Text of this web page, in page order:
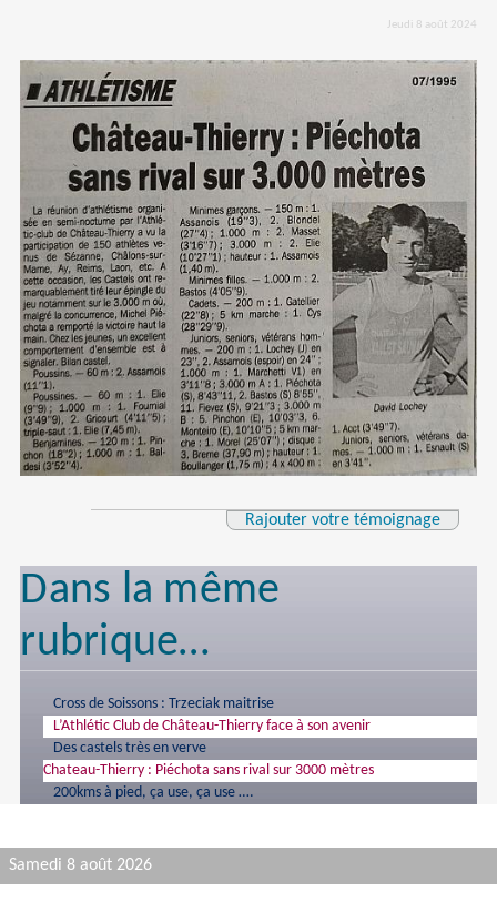
Jeudi 8 août 2024
Rajouter votre témoignage
Dans la même
rubrique…
Cross de Soissons : Trzeciak maitrise
L’Athlétic Club de Château-Thierry face à son avenir
Des castels très en verve
Chateau-Thierry : Piéchota sans rival sur 3000 mètres
200kms à pied, ça use, ça use ….
Samedi 8 août 2026